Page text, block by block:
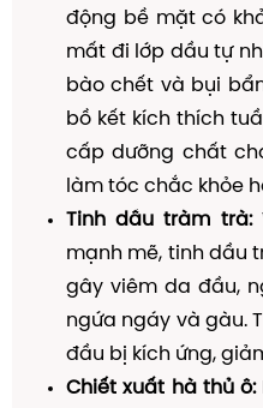
động bề mặt có
mất đi lớp dầu tự
bào chết và bụi
bồ kết kích thích
cấp dưỡng chất
làm tóc chắc khỏe
Tinh dầu tràm trà:
mạnh mẽ, tinh dầu
gây viêm da đầu,
ngứa ngáy và gàu.
đầu bị kích ứng,
Chiết xuất hà thủ ô: